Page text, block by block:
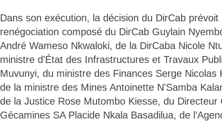
Dans son exécution, la décision du DirCab
renégociation composé du DirCab Guylain
André Wameso Nkwaloki, de la DirCaba Nicole
ministre d'État des Infrastructures et Travaux
Muvunyi, du ministre des Finances Serge Nicolas
de la ministre des Mines Antoinette N'Samba
de la Justice Rose Mutombo Kiesse, du Directeur
Gécamines SA Placide Nkala Basadilua, de